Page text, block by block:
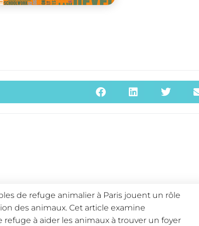
de refuge animalier à Paris jouent un rôle
des animaux. Cet article examine
refuge à aider les animaux à trouver un foyer